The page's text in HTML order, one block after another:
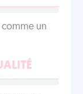
comme un